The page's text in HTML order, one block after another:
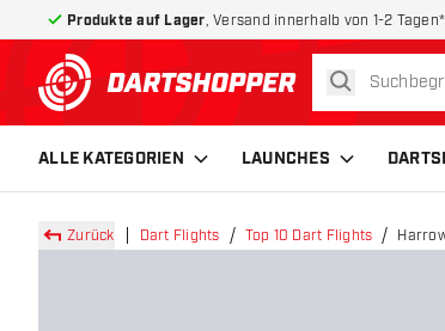
Produkte auf Lager , Versand innerhalb von 1-2 Tagen*
zurück zur Startseite
suchen
ALLE KATEGORIEN LAUNCHES
Zurück Dart Flights Top 10 Dart Flights